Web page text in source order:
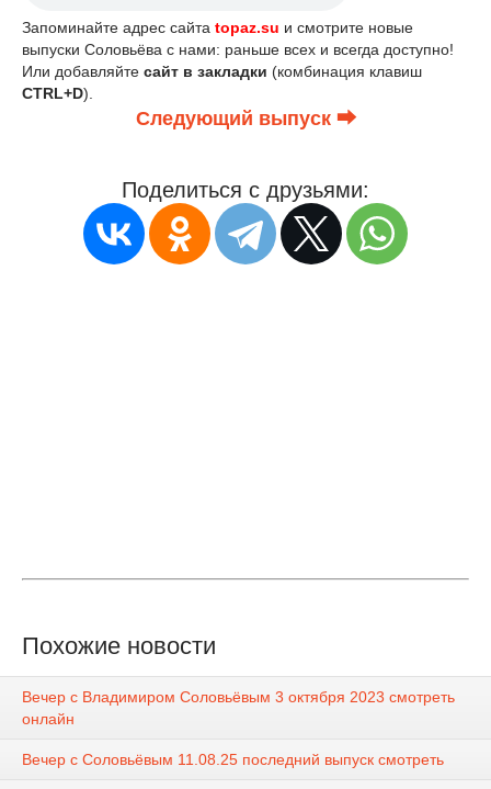
Запоминайте адрес сайта topaz.su и смотрите новые
выпуски Соловьёва с нами: раньше всех и всегда доступно!
Или добавляйте сайт в закладки (комбинация клавиш
CTRL+D).
Следующий выпуск ⮕
Поделиться с друзьями:
Похожие новости
Вечер с Владимиром Соловьёвым 3 октября 2023 смотреть
онлайн
Вечер с Соловьёвым 11.08.25 последний выпуск смотреть